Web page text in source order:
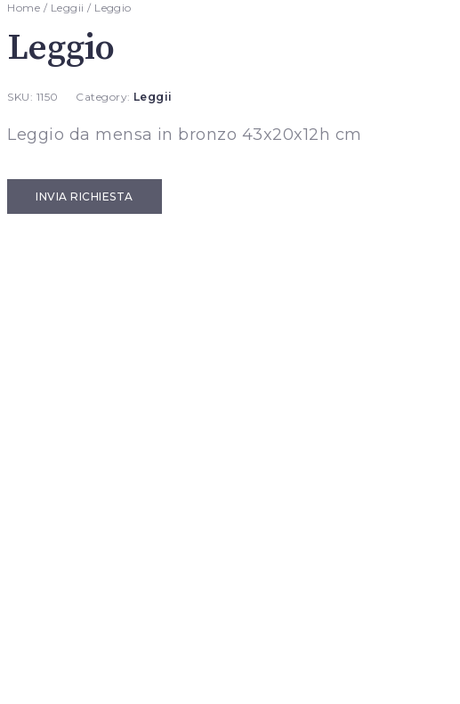
Home / Leggii / Leggio
Leggio
SKU: 1150 Category: Leggii
Leggio da mensa in bronzo 43x20x12h cm
INVIA RICHIESTA